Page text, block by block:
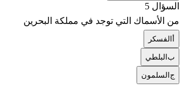
السؤال 5
من الأسماك التي توجد في مملكة البحرين
أ الفسكر
ب البلطي
ج السلمون